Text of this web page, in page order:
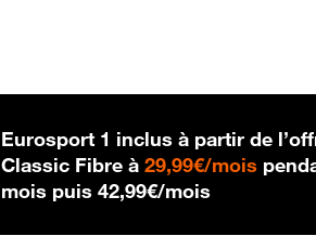
Eurosport 1 inclus à partir de
Classic Fibre à29,99€/mois 29,99
mois puis42,99€/mois